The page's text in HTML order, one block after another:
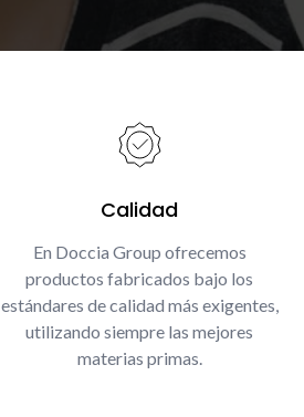
Calidad
En Doccia Group ofrecemos
productos fabricados bajo los
estándares de calidad más exigentes,
utilizando siempre las mejores
materias primas.